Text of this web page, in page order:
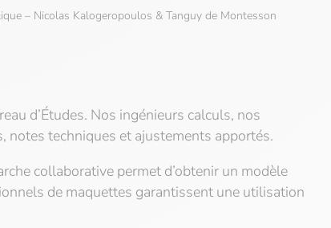
– Nicolas Kalogeropoulos & Tanguy de Montesson
d’Études. Nos ingénieurs calculs, nos
notes techniques et ajustements apportés.
collaborative permet d’obtenir un modèle
de maquettes garantissent une utilisation